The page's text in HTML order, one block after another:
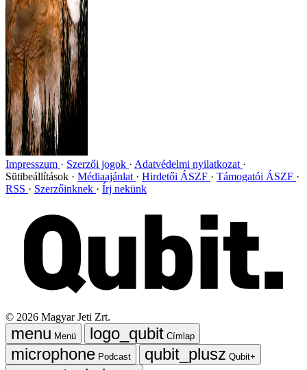
Impresszum Szerzői jogok
Adatvédelmi nyilatkozat
Sütibeállítások
Médiaajánlat Hirdetői ÁSZF
Támogatói ÁSZF
RSS
Szerzőinknek Írj nekünk
© 2026 Magyar Jeti Zrt.
Menü
Címlap
Podcast
Qubit+